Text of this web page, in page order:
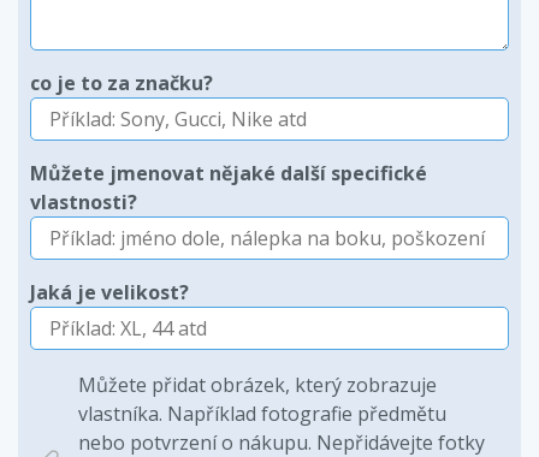
co je to za značku?
Můžete jmenovat nějaké další specifické
vlastnosti?
Jaká je velikost?
Můžete přidat obrázek, který zobrazuje
vlastníka. Například fotografie předmětu
nebo potvrzení o nákupu. Nepřidávejte fotky